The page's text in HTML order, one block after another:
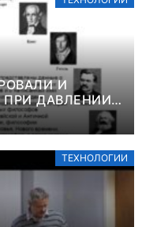
И
ДАВЛЕНИИ
ТЕХНОЛОГИИ